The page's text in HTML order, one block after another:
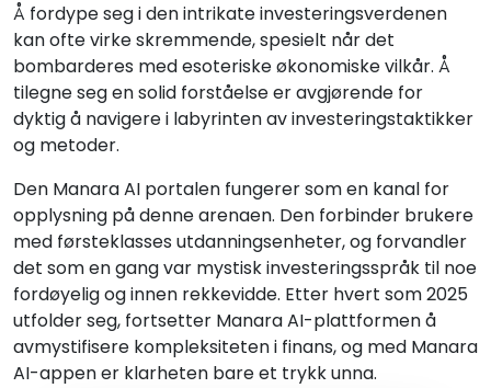
Å fordype seg i den intrikate investeringsverdenen
kan ofte virke skremmende, spesielt når det
bombarderes med esoteriske økonomiske vilkår. Å
tilegne seg en solid forståelse er avgjørende for
dyktig å navigere i labyrinten av investeringstaktikker
og metoder.
Den Manara AI portalen fungerer som en kanal for
opplysning på denne arenaen. Den forbinder brukere
med førsteklasses utdanningsenheter, og forvandler
det som en gang var mystisk investeringsspråk til noe
fordøyelig og innen rekkevidde. Etter hvert som 2025
utfolder seg, fortsetter Manara AI-plattformen å
avmystifisere kompleksiteten i finans, og med Manara
AI-appen er klarheten bare et trykk unna.